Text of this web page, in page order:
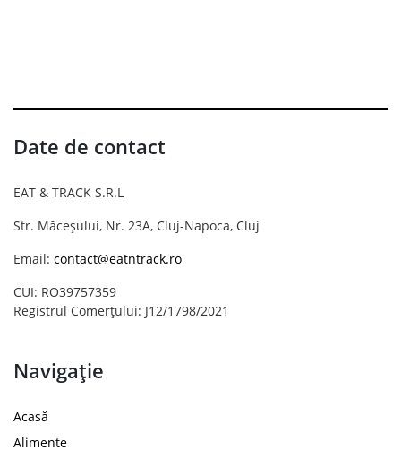
Date de contact
EAT & TRACK S.R.L
Str. Măceșului, Nr. 23A, Cluj-Napoca, Cluj
Email: contact@eatntrack.ro
CUI: RO39757359
Registrul Comerțului: J12/1798/2021
Navigație
Acasă
Alimente